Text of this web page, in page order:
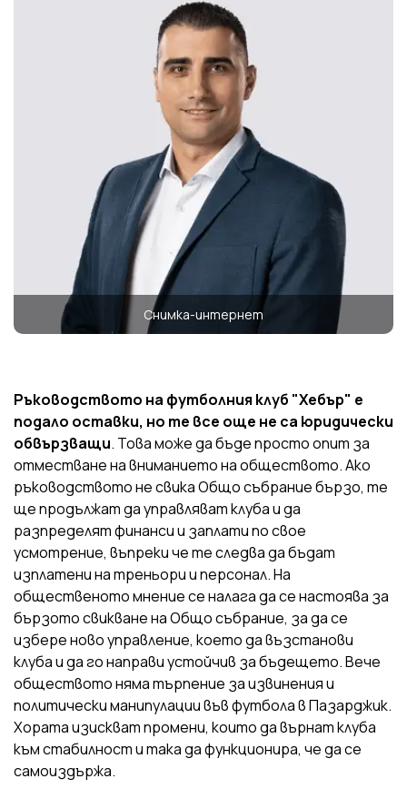
Снимка-интернет
Ръководството на футболния клуб "Хебър" е
подало оставки, но те все още не са юридически
обвързващи. Това може да бъде просто опит за
отместване на вниманието на обществото. Ако
ръководството не свика Общо събрание бързо, те
ще продължат да управляват клуба и да
разпределят финанси и заплати по свое
усмотрение, въпреки че те следва да бъдат
изплатени на треньори и персонал. На
общественото мнение се налага да се настоява за
бързото свикване на Общо събрание, за да се
избере ново управление, което да възстанови
клуба и да го направи устойчив за бъдещето. Вече
обществото няма търпение за извинения и
политически манипулации във футбола в Пазарджик.
Хората изискват промени, които да върнат клуба
към стабилност и така да функционира, че да се
самоиздържа.